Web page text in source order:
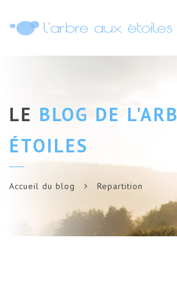
LE BLOG DE
ÉTOILES
Accueil du blog Repartition